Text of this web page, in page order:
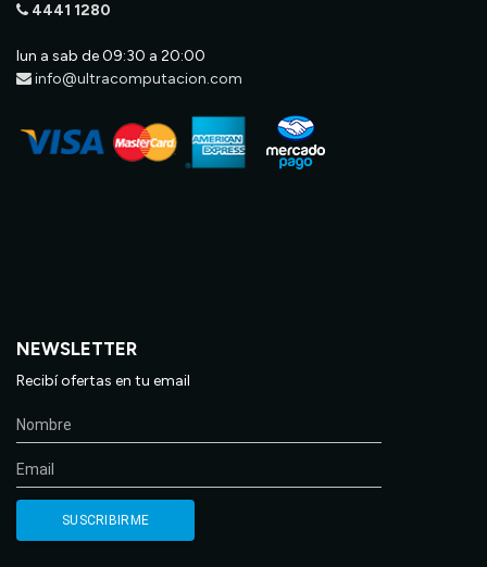
4441 1280
lun a sab de 09:30 a 20:00
info@ultracomputacion.com
NEWSLETTER
Recibí ofertas en tu email